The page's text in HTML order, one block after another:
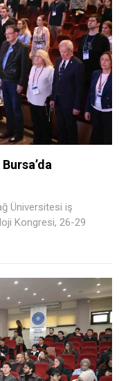
Üniversitesi iş
Kongresi, 26-29